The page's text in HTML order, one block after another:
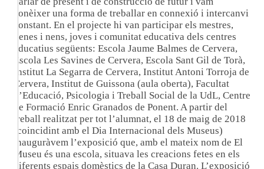
conèixer una forma de treballar en connexió i intercanvi
constant. En el projecte hi van participar els mestres,
nenes i nens, joves i comunitat educativa dels centres
educatius següents: Escola Jaume Balmes de Cervera,
Escola Les Savines de Cervera, Escola Sant Gil de Torà,
Institut La Segarra de Cervera, Institut Antoni Torroja de
Cervera, Institut de Guissona (aula oberta), Facultat
d’Educació, Psicologia i Treball Social de la UdL, Centre
de Formació Enric Granados de Ponent. A partir del
treball realitzat per tot l’alumnat, el 18 de maig de 2018
(coincidint amb el Dia Internacional dels Museus)
inauguràvem l’exposició que, amb el mateix nom de El
Museu és una escola, situava les creacions fetes en els
diferents espais domèstics de la Casa Duran. L’exposició